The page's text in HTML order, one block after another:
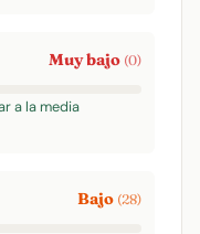
Muy bajo (0)
a la media
Bajo (28)